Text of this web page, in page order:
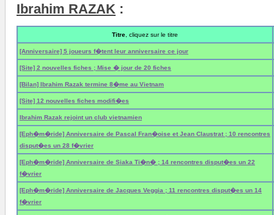
Ibrahim RAZAK :
Titre , cliquez sur le titre
[Anniversaire] 5 joueurs f�tent leur anniversaire ce jour
[Site] 2 nouvelles fiches ; Mise � jour de 20 fiches
[Bilan] Ibrahim Razak termine 8�me au Vietnam
[Site] 12 nouvelles fiches modifi�es
Ibrahim Razak rejoint un club vietnamien
[Eph�m�ride] Anniversaire de Pascal Fran�oise et Jean Claustrat ; 10 rencontres
disput�es un 28 f�vrier
[Eph�m�ride] Anniversaire de Siaka Ti�n� ; 14 rencontres disput�es un 22
f�vrier
[Eph�m�ride] Anniversaire de Jacques Veggia ; 11 rencontres disput�es un 14
f�vrier